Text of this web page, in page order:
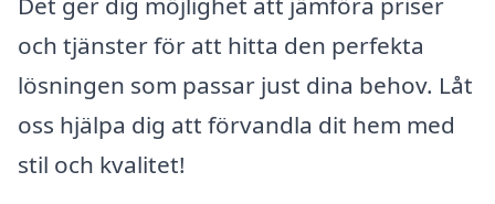
och tjänster för att hitta den perfekta
lösningen som passar just dina behov. Låt
oss hjälpa dig att förvandla dit hem med
stil och kvalitet!